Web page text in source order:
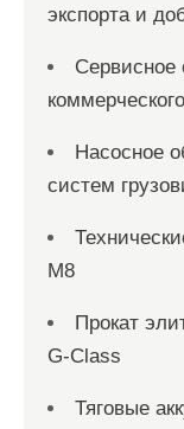
экспорта и
Сервисное
Насосное
систем
M8
Прокат
G-Class
Тяговые